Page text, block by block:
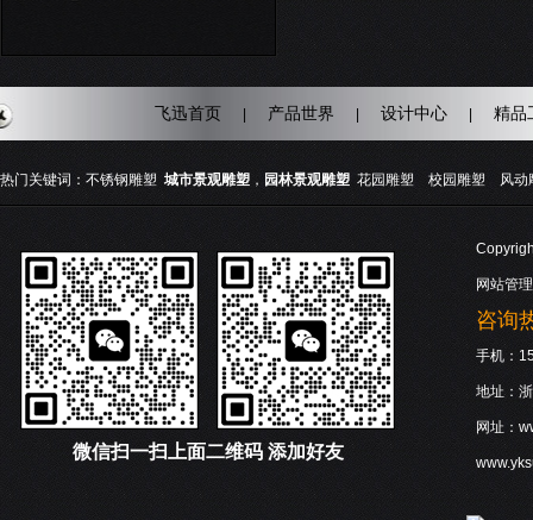
飞迅首页 | 产品世界 | 设计中心 | 精品
热门关键词： 不锈钢雕塑 城市景观雕塑 ， 园林景观雕塑 花园雕塑 校园雕塑 风动
微信扫一扫上面二维码 添加好友
网站管理
咨询
手机：
地址：
网址：